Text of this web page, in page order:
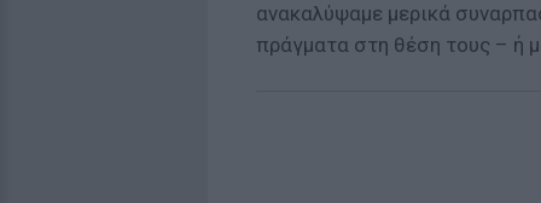
ανακαλύψαμε μερικά
πράγματα στη θέση τους – ή